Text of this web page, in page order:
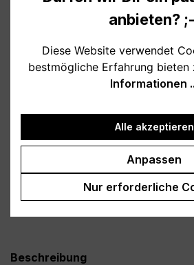
Verfügbar, Lieferzeit: 1-3 Tage
Farbeauswählen
Edelstahl
Produkt Anzahl: GibIn den
Produktnummer:T800157-01
Beschreibung
anbieten?
Diese Website verwendet
bestmögliche Erfahrung bieten
Informationen
Alle akzeptieren
Anpassen
Nur erforderliche